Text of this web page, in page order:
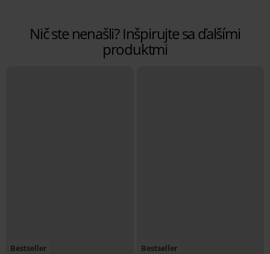
Nič ste nenašli? Inšpirujte sa ďalšími
produktmi
Bestseller Bestseller